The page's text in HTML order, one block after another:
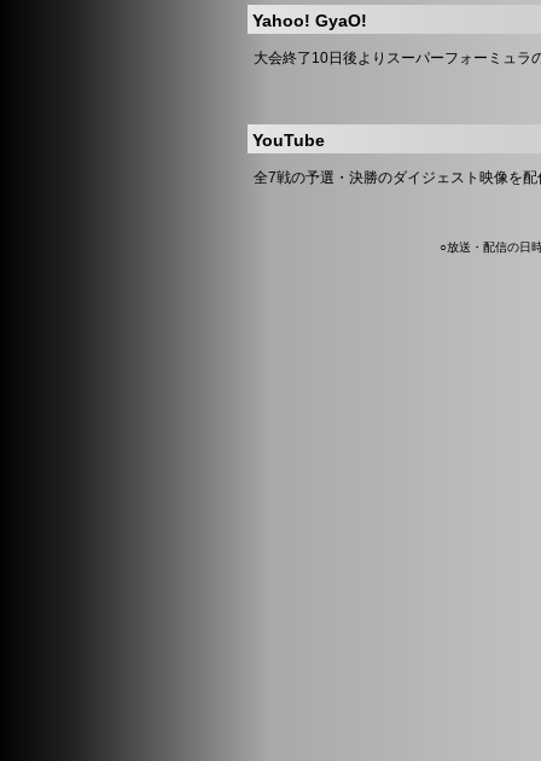
Yahoo! GyaO!
大会終了10日後よりスーパーフォーミュラ
YouTube
全7戦の予選・決勝のダイジェスト映像を配
○放送・配信の日